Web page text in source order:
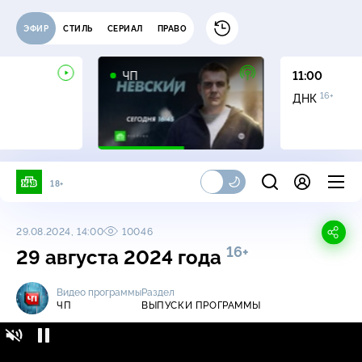
ЭФИР СТИЛЬ СЕРИАЛ ПРАВО
ЧП
11:00
ДНК 16+
18+
29.08.2024, 14:00 10046
29 августа 2024 года 16+
Видео программы
ЧП
Раздел
ВЫПУСКИ ПРОГРАММЫ